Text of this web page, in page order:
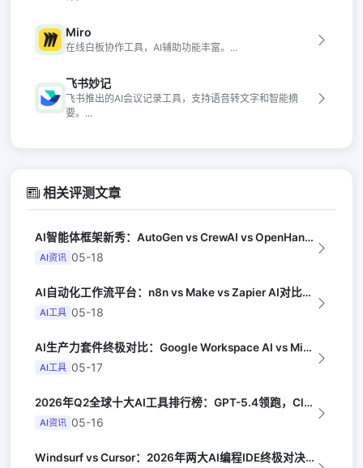
Miro
在线白板协作工具，AI辅助功能丰富。...
飞书妙记
飞书推出的AI会议记录工具，支持语音转文字和智能摘
要。...
相关评测文章
AI智能体框架新秀：AutoGen vs CrewAI vs OpenHands...
AI资讯 05-18
AI自动化工作流平台：n8n vs Make vs Zapier AI对比（Au...
AI工具 05-18
AI生产力套件终极对比：Google Workspace AI vs Micro...
AI工具 05-17
2026年Q2全球十大AI工具排行榜：GPT-5.4领跑，Claude Opus...
AI资讯 05-16
Windsurf vs Cursor：2026年两大AI编程IDE终极对决实测（...